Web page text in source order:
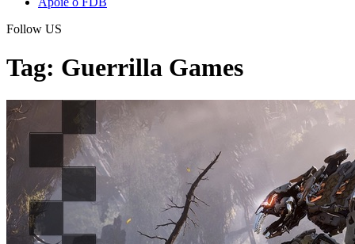
Follow US
Tag: Guerrilla Games